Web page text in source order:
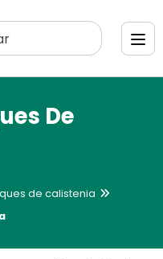
De
de calistenia